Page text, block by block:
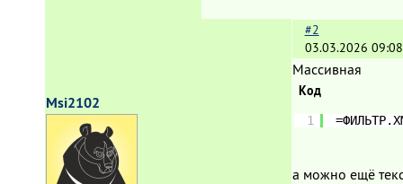
Msi2102
#2
03.03.2026
Массивная
Код
1
а можно ещё